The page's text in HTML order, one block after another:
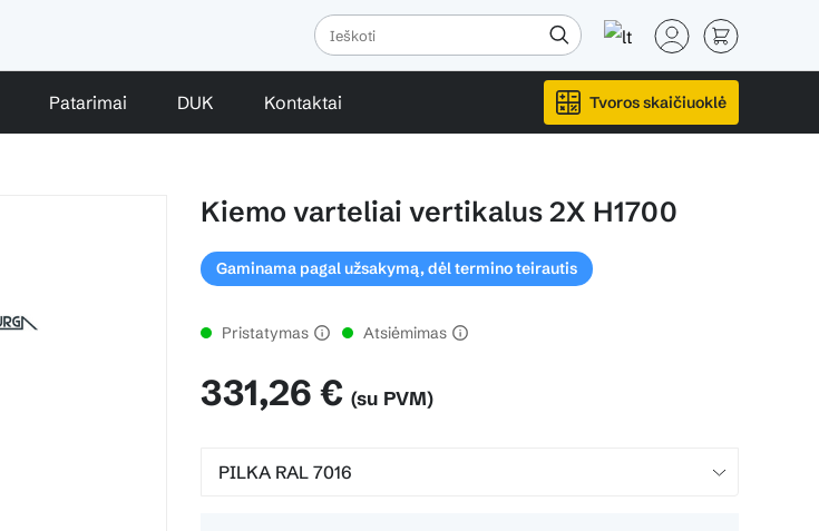
Patarimai DUK Kontaktai Tvoros skaičiuoklė
Kiemo varteliai vertikalus 2X H1700
Gaminama pagal užsakymą, dėl termino teirautis
Pristatymas Atsiėmimas
331,26 € (su PVM)